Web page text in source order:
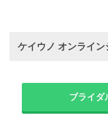
ケイウノ オンライン
ブライダ